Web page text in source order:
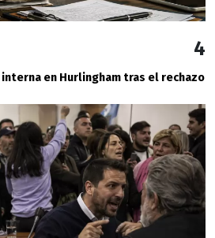
4
en Hurlingham tras el rechazo